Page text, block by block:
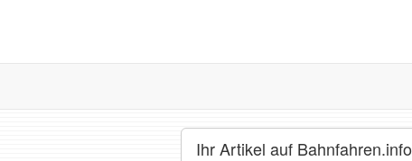
Ihr Artikel auf Bahnfahren.info